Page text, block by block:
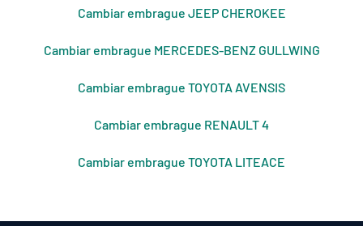
Cambiar embrague JEEP CHEROKEE
Cambiar embrague MERCEDES-BENZ GULLWING
Cambiar embrague TOYOTA AVENSIS
Cambiar embrague RENAULT 4
Cambiar embrague TOYOTA LITEACE